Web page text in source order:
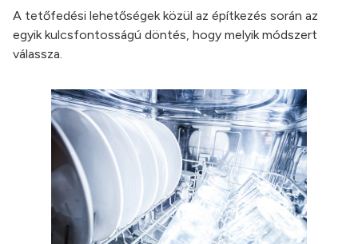
A tetőfedési lehetőségek közül az építkezés során az
egyik kulcsfontosságú döntés, hogy melyik módszert
válassza.